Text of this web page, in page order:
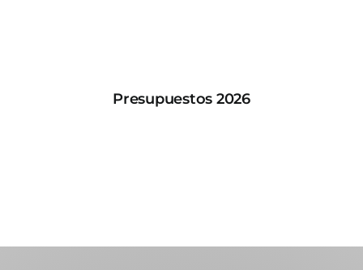
Presupuestos 2026